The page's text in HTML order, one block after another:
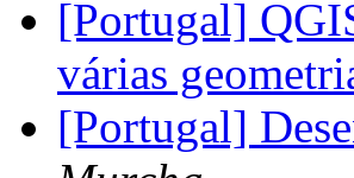
[Portugal]
várias
[Portugal]